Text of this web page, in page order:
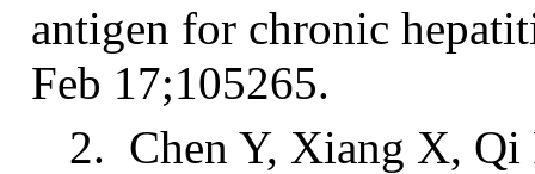
antigen for chronic
Feb 17;105265.
2. Chen Y, Xiang X, Qi